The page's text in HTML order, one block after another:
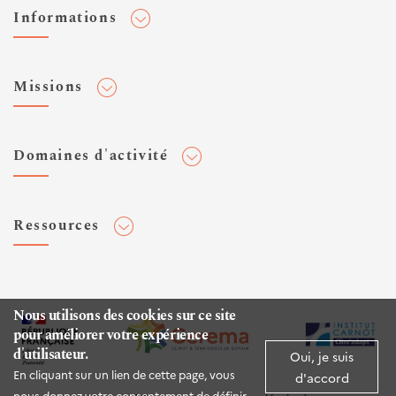
Nous utilisons des cookies sur ce site
pour améliorer votre expérience
d'utilisateur.
En cliquant sur un lien de cette page, vous
Oui, je suis
d'accord
Informations
Flux RSS
Veilles et newsletters
Expertises Territoires
Espace presse
Missions
Normalisation
Domaines d'activité
Infrastructures de transport
Environnement et risques
Mer et littoral
Ressources
Rapports d'étude
Publications HAL
Documentation routière (DTRF)